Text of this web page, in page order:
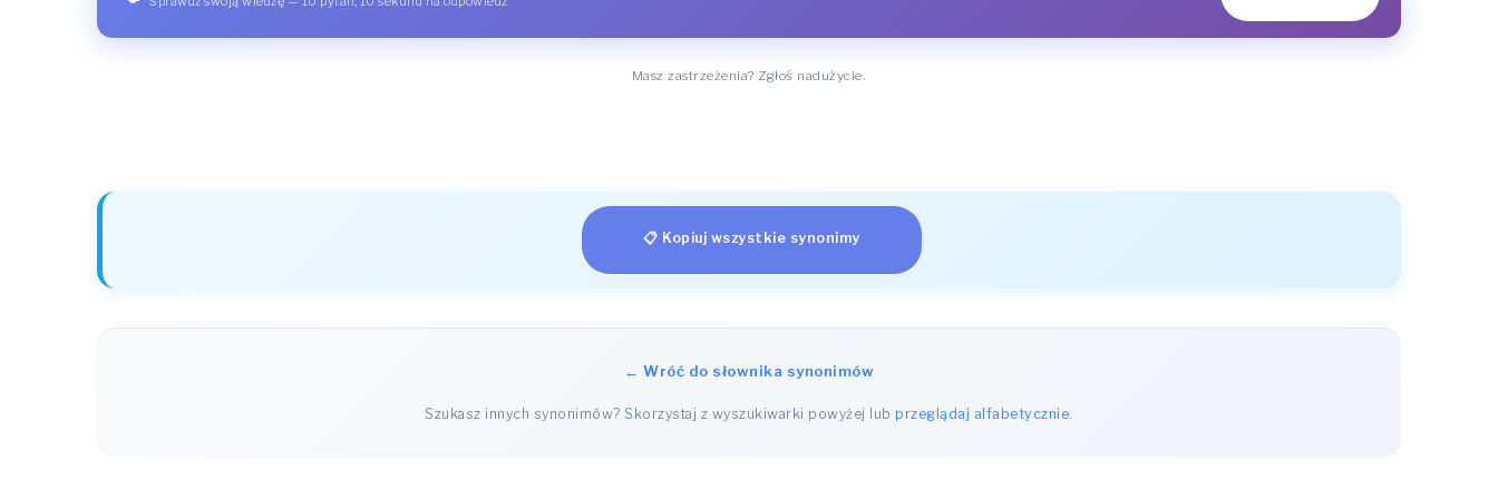
Masz zastrzeżenia? Zgłoś nadużycie.
📋 Kopiuj wszystkie synonimy
← Wróć do słownika synonimów
Szukasz innych synonimów? Skorzystaj z wyszukiwarki powyżej lubprzeglądaj alfabetycznie.